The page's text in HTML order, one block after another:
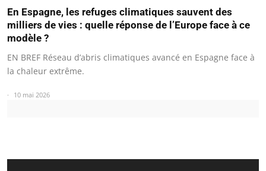
En Espagne, les refuges climatiques sauvent des
milliers de vies : quelle réponse de l’Europe face à ce
modèle ?
EN BREF Réseau d’abris climatiques avancé en Espagne face à
la chaleur extrême.
10 mai 2026